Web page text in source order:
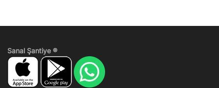
Sanal Şantiye ®